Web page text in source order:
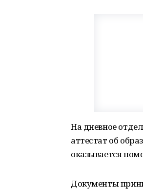
На дневное
аттестат об
оказывается
Документы